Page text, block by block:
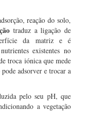
reação do solo,
traduz a ligação de
da matriz e é
existentes no
troca iónica que mede
adsorver e trocar a
pelo seu pH, que
a vegetação